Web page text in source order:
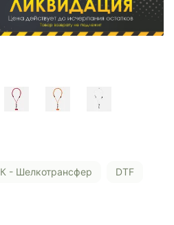
ШК - Шелкотрансфер DTF